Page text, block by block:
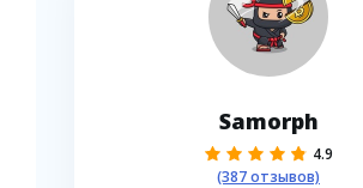
Samorph
4.9
(387 отзывов)